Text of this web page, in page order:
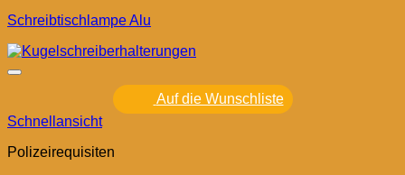
Schreibtischlampe Alu
Auf die Wunschliste
Schnellansicht
Polizeirequisiten